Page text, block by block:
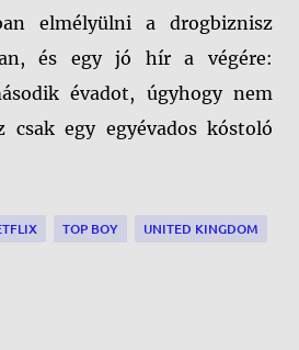
elmélyülni a drogbiznisz
és egy jó hír a végére:
évadot, úgyhogy nem
egy egyévados kóstoló
TOP BOY UNITED KINGDOM